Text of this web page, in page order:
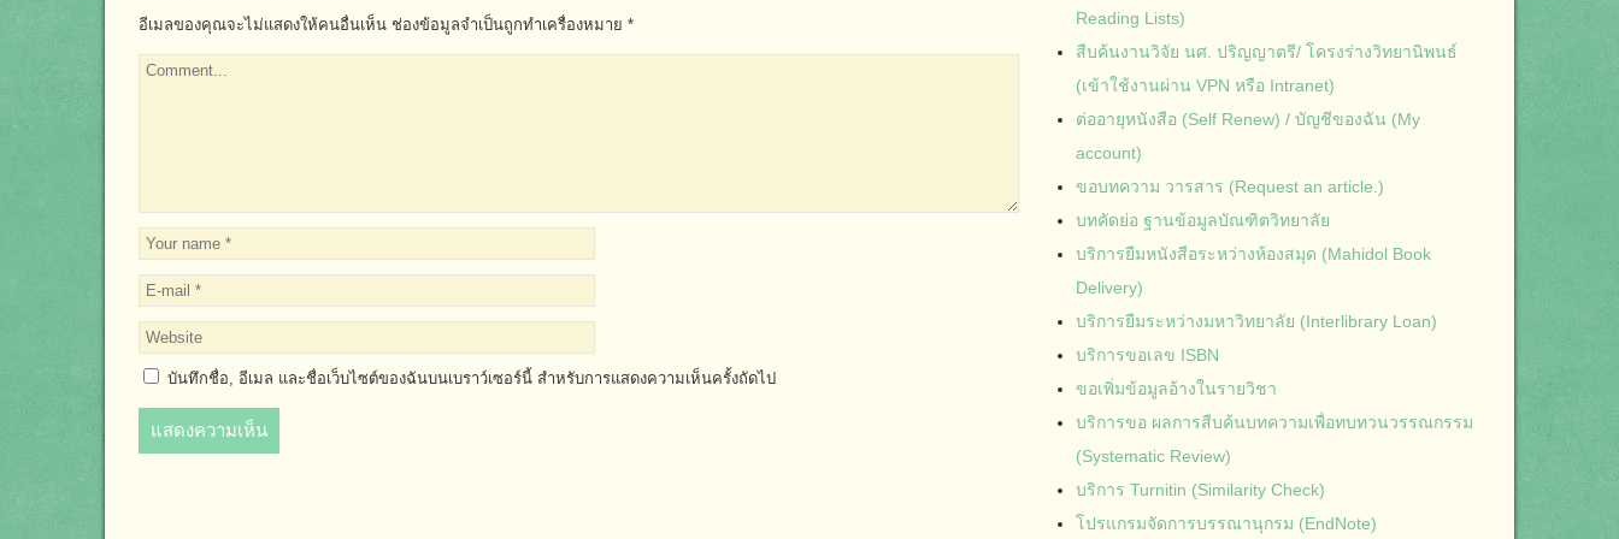
อีเมลของคุณจะไม่แสดงให้คนอื่นเห็น ช่องข้อมูลจำเป็นถูกทำเครื่องหมาย *
บันทึกชื่อ, อีเมล และชื่อเว็บไซต์ของฉันบนเบราว์เซอร์นี้ สำหรับการแสดงความเห็นครั้งถัดไป
Reading Lists)
สืบค้นงานวิจัย นศ. ปริญญาตรี/ โครงร่างวิทยานิพนธ์
(เข้าใช้งานผ่าน VPN หรือ Intranet)
ต่ออายุหนังสือ (Self Renew) / บัญชีของฉัน (My
account)
ขอบทความ วารสาร (Request an article.)
บทคัดย่อ ฐานข้อมูลบัณฑิตวิทยาลัย
บริการยืมหนังสือระหว่างห้องสมุด (Mahidol Book
Delivery)
บริการยืมระหว่างมหาวิทยาลัย (Interlibrary Loan)
บริการขอเลข ISBN
ขอเพิ่มข้อมูลอ้างในรายวิชา
บริการขอ ผลการสืบค้นบทความเพื่อทบทวนวรรณกรรม
(Systematic Review)
บริการ Turnitin (Similarity Check)
โปรแกรมจัดการบรรณานุกรม (EndNote)